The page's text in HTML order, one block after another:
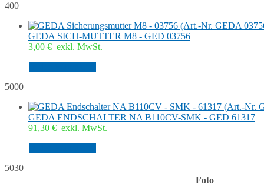
400
GEDA SICH-MUTTER M8 - GED 03756
3,00 € exkl. MwSt.
5000
GEDA ENDSCHALTER NA B110CV-SMK - GED 61317
91,30 € exkl. MwSt.
5030
Foto